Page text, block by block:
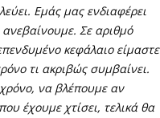
Εμάς μας ενδιαφέρει
Σε αριθμό
κεφάλαιο είμαστε
τι ακριβώς συμβαίνει.
να βλέπουμε αν
έχουμε χτίσει, τελικά θα